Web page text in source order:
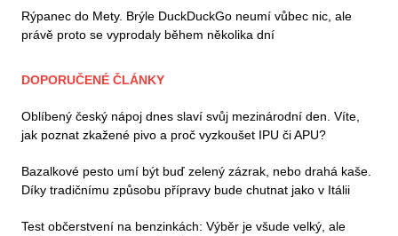
Rýpanec do Mety. Brýle DuckDuckGo neumí vůbec nic, ale
právě proto se vyprodaly během několika dní
DOPORUČENÉ ČLÁNKY
Oblíbený český nápoj dnes slaví svůj mezinárodní den. Víte,
jak poznat zkažené pivo a proč vyzkoušet IPU či APU?
Bazalkové pesto umí být buď zelený zázrak, nebo drahá kaše.
Díky tradičnímu způsobu přípravy bude chutnat jako v Itálii
Test občerstvení na benzinkách: Výběr je všude velký, ale